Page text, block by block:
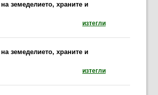
земеделието, храните и
изтеглидокумент:
земеделието, храните и
изтеглидокумент: